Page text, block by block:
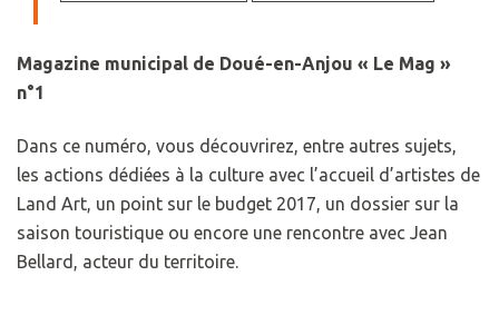
Magazine municipal de Doué-en-Anjou « Le Mag »
n°1
Dans ce numéro, vous découvrirez, entre autres sujets,
les actions dédiées à la culture avec l’accueil d’artistes de
Land Art, un point sur le budget 2017, un dossier sur la
saison touristique ou encore une rencontre avec Jean
Bellard, acteur du territoire.